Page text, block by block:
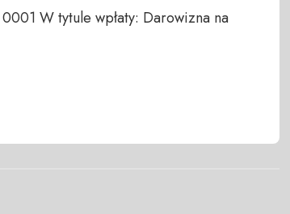
W tytule wpłaty: Darowizna na